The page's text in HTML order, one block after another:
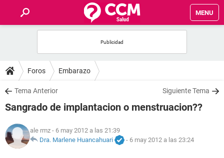
MENU
FOROS
SALUD
FAMILIA
NUTRICIÓN
Foros Embarazo
Tema Anterior Siguiente Tema
Sangrado de implantacion o menstruacion??
ale rmz - 6 may 2012 a las 21:39
Dra. Marlene Huancahuari
- 6 may 2012 a las 23:24